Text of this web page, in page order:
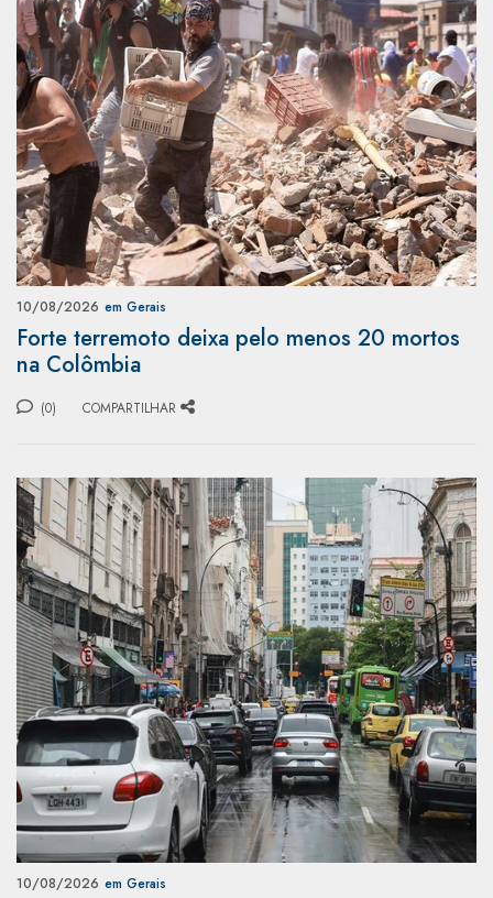
10/08/2026 em Gerais
Forte terremoto deixa pelo menos 20 mortos
na Colômbia
(0) COMPARTILHAR
10/08/2026 em Gerais